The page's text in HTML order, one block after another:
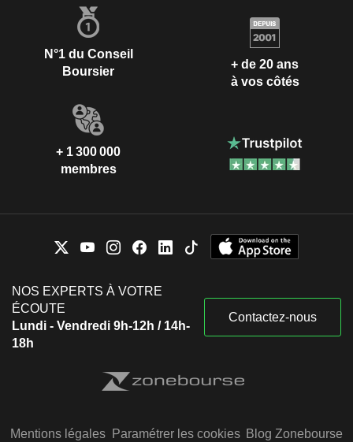
N°1 du Conseil
Boursier
+ de 20 ans
à vos côtés
+ 1 300 000
membres
NOS EXPERTS À VOTRE
ÉCOUTE
Lundi - Vendredi 9h-12h / 14h-
18h
Contactez-nous
Mentions légales Paramétrer les cookies Blog Zonebourse